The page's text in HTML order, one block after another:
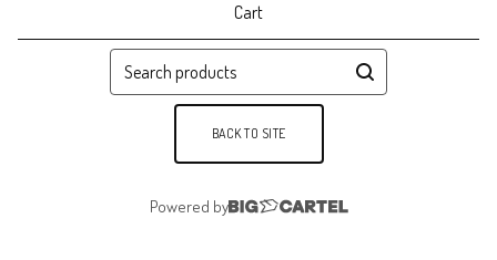
Cart
Search
products
BACK TO SITE
Powered by